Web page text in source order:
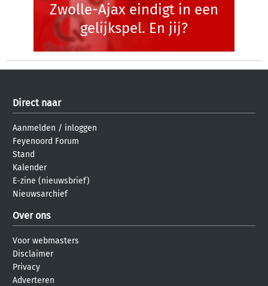
Zwolle-Ajax eindigt in een
gelijkspel. En jij?
Direct naar
Aanmelden / inloggen
Feyenoord Forum
Stand
Kalender
E-zine (nieuwsbrief)
Nieuwsarchief
Over ons
Voor webmasters
Disclaimer
Privacy
Adverteren